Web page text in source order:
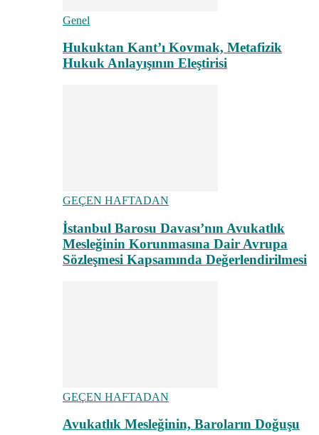
Genel
Hukuktan Kant’ı Kovmak, Metafizik
Hukuk Anlayışının Eleştirisi
GEÇEN HAFTADAN
İstanbul Barosu Davası’nın Avukatlık
Mesleğinin Korunmasına Dair Avrupa
Sözleşmesi Kapsamında Değerlendirilmesi
GEÇEN HAFTADAN
Avukatlık Mesleğinin, Baroların Doğuşu